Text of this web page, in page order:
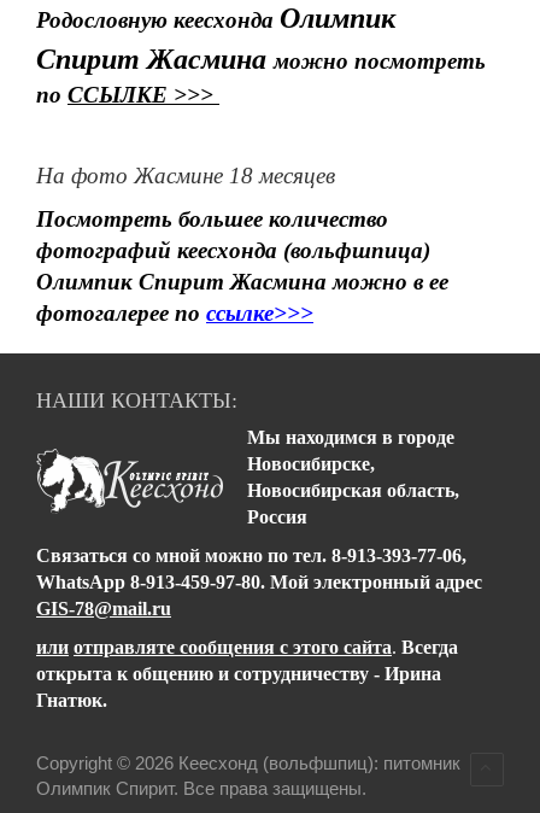
Родословную кеесхонда Олимпик
Спирит Жасминаможно посмотреть
по ССЫЛКЕ >>>
На фото Жасмине 18 месяцев
Посмотреть большее количество
фотографий кеесхонда (вольфшпица)
Олимпик Спирит Жасмина можно в ее
фотогалерее по ссылке>>>
НАШИ КОНТАКТЫ:
Мы находимся в городе
Новосибирске,
Новосибирская область,
Россия
Связаться со мной можно по тел. 8-913-393-77-06,
WhatsApp 8-913-459-97-80. Мой электронный адрес
GIS-78@mail.ru
или отправляте сообщения с этого сайта. Всегда
открыта к общению и сотрудничеству - Ирина
Гнатюк.
Copyright © 2026 Кеесхонд (вольфшпиц): питомник
Олимпик Спирит. Все права защищены.